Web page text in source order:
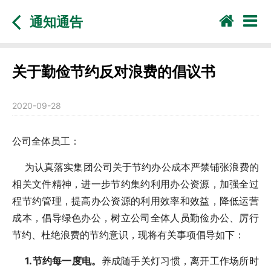
通知通告
关于勤俭节约反对浪费的倡议书
2020-09-28
公司全体员工：
为认真落实集团公司关于节约办公成本严禁铺张浪费的
相关文件精神，进一步节约集约利用办公资源，加强全过
程节约管理，提高办公资源的利用效率和效益，降低运营
成本，倡导绿色办公，树立公司全体人员勤俭办公、厉行
节约、杜绝浪费的节约意识，现将有关事项倡导如下：
1.节约每一度电。 养成随手关灯习惯，离开工作场所时